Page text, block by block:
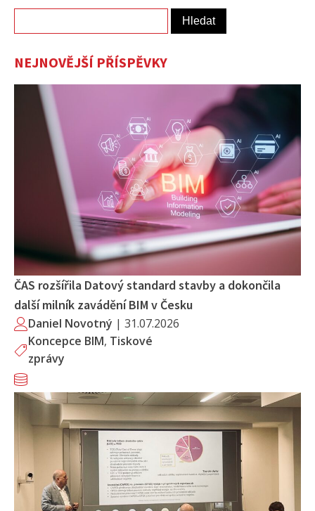
NEJNOVĚJŠÍ PŘÍSPĚVKY
ČAS rozšířila Datový standard stavby a dokončila
další milník zavádění BIM v Česku
Daniel Novotný | 31.07.2026
Koncepce BIM, Tiskové
zprávy